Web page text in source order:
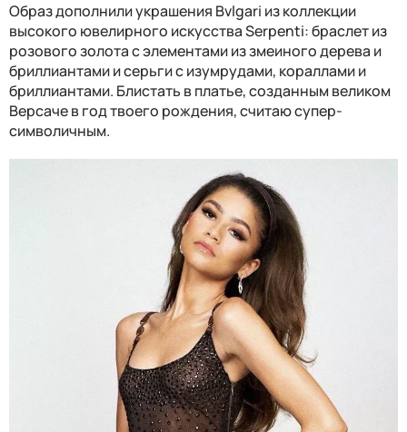
Образ дополнили украшения Bvlgari из коллекции
высокого ювелирного искусства Serpenti: браслет из
розового золота с элементами из змеиного дерева и
бриллиантами и серьги с изумрудами, кораллами и
бриллиантами. Блистать в платье, созданным великом
Версаче в год твоего рождения, считаю супер-
символичным.